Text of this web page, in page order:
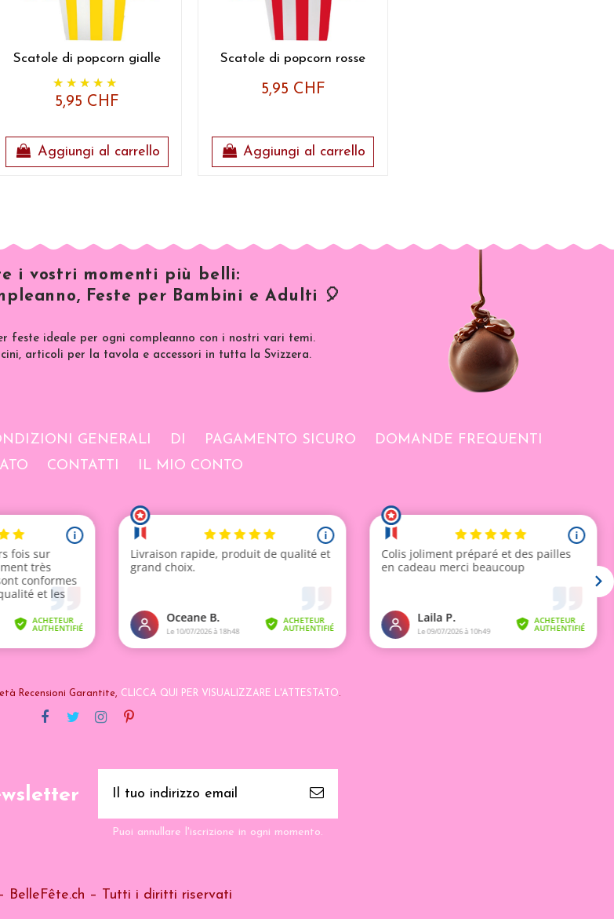
Scatole di popcorn gialle
5,95 CHF
Aggiungi al carrello
Scatole di popcorn rosse
5,95 CHF
Aggiungi al carrello
i vostri momenti più belli:
Feste per Bambini e Adulti 🎈
feste ideale per ogni compleanno con i nostri vari temi.
articoli per la tavola e accessori in tutta la Svizzera.
GENERALI DI PAGAMENTO SICURO
DOMANDE FREQUENTI
CONTATTI IL MIO CONTO
Recensioni Garantite, CLICCA QUI PER VISUALIZZARE L'ATTESTATO.
Puoi annullare l'iscrizione in ogni momento.
BelleFête.ch – Tutti i diritti riservati